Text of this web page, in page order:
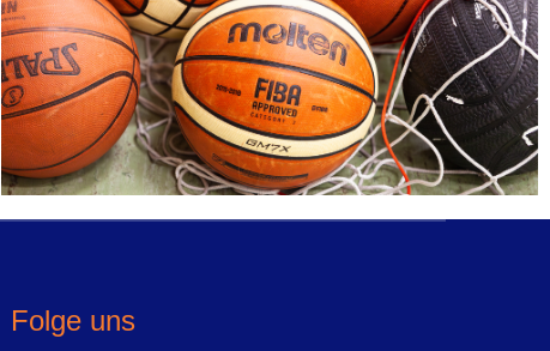
Outlook Live
Folge uns